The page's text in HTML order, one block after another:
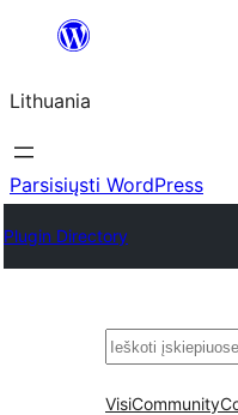
turinio
Lithuania
Parsisiųsti WordPress
Plugin Directory
Paieška
VisiCommunity